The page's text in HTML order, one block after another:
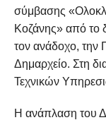
σύμβασης
Κοζάνης» από το
τον ανάδοχο, την
Δημαρχείο. Στη
Τεχνικών
Η ανάπλαση του